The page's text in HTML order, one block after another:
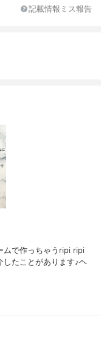
記載情報ミス報告
ムで作っちゃう⁡⁡⁡ripi ripi
したことがあります♪ヘ